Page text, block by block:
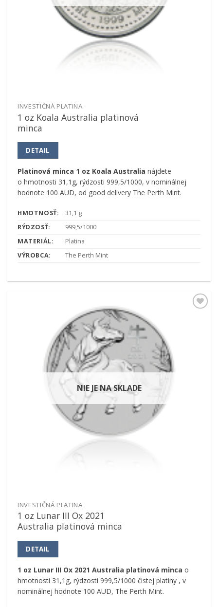
INVESTIČNÁ PLATINA
1 oz Koala Australia platinová
minca
DETAIL
Platinová minca 1 oz Koala Australia nájdete
o hmotnosti 31,1g, rýdzosti 999,5/1000, v nominálnej
hodnote 100 AUD, od good delivery The Perth Mint.
HMOTNOSŤ:
31,1 g
RÝDZOSŤ:
999,5/1000
MATERIÁL:
Platina
VÝROBCA:
The Perth Mint
NIE JE NA SKLADE
INVESTIČNÁ PLATINA
1 oz Lunar III Ox 2021
Australia platinová minca
DETAIL
1 oz Lunar III Ox 2021 Australia platinová minca o
hmotnosti 31,1g, rýdzosti 999,5/1000 čistej platiny , v
nominálnej hodnote 100 AUD, The Perth Mint.